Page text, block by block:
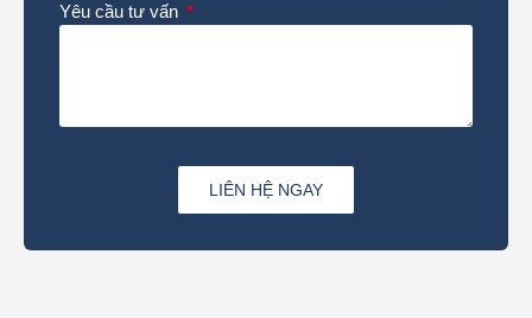
Yêu cầu tư vấn
LIÊN HỆ NGAY